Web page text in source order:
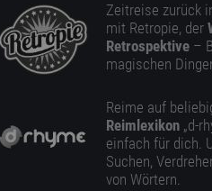
Zeitreise zurück
mit Retropie, der
Retrospektive –
magischen
Reime auf
Reimlexikon „d-
einfach für dich.
Suchen,
von Wörtern.